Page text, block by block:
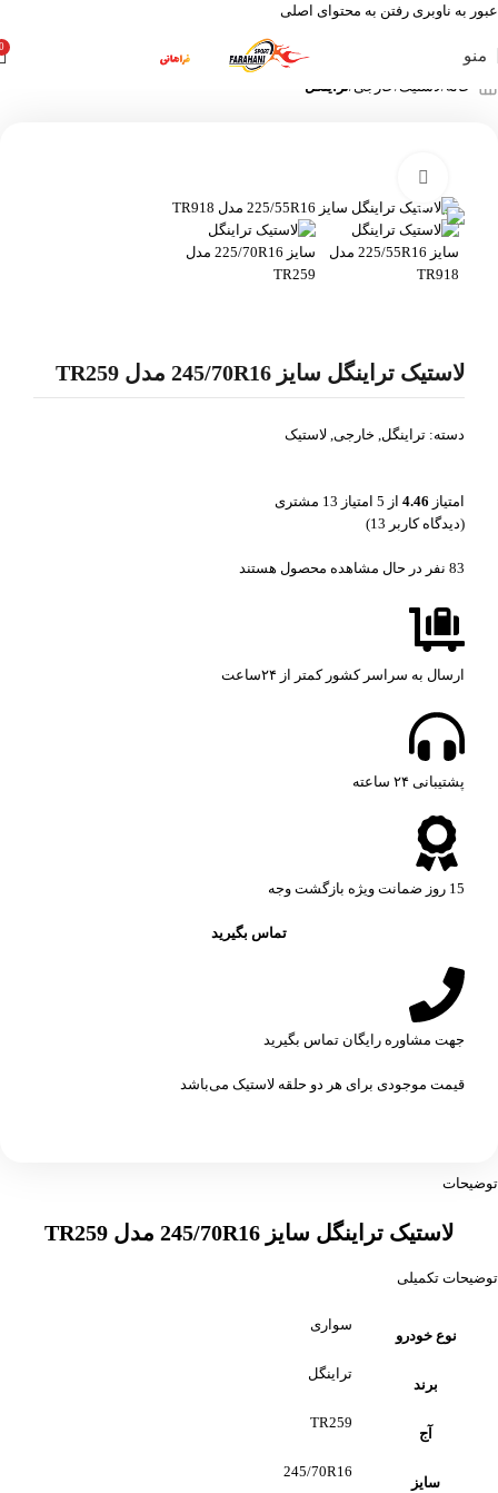
عبور به ناوبری رفتن به محتوای اصلی
منو
خانه لاستیک خارجی تراینگل
لاستیک تراینگل سایز 245/70R16 مدل TR259
دسته: تراینگل, خارجی, لاستیک
امتیاز 4.46 از 5 امتیاز 13 مشتری
(دیدگاه کاربر 13
)
83 نفر در حال مشاهده محصول هستند
ارسال به سراسر کشور کمتر از ۲۴ساعت
پشتیبانی ۲۴ ساعته​
15 روز ضمانت ویژه بازگشت وجه
تماس بگیرید
جهت مشاوره رایگان تماس بگیرید
قیمت موجودی برای هر دو حلقه لاستیک می‌باشد
توضیحات
لاستیک تراینگل سایز 245/70R16 مدل TR259
توضیحات تکمیلی
نوع خودرو
سواری
برند
تراینگل
آج
TR259
سایز
245/70R16